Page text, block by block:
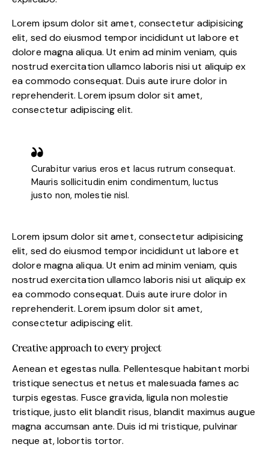
Lorem ipsum dolor sit amet, consectetur adipisicing
elit, sed do eiusmod tempor incididunt ut labore et
dolore magna aliqua. Ut enim ad minim veniam, quis
nostrud exercitation ullamco laboris nisi ut aliquip ex
ea commodo consequat. Duis aute irure dolor in
reprehenderit. Lorem ipsum dolor sit amet,
consectetur adipiscing elit.
Curabitur varius eros et lacus rutrum consequat.
Mauris sollicitudin enim condimentum, luctus
justo non, molestie nisl.
Lorem ipsum dolor sit amet, consectetur adipisicing
elit, sed do eiusmod tempor incididunt ut labore et
dolore magna aliqua. Ut enim ad minim veniam, quis
nostrud exercitation ullamco laboris nisi ut aliquip ex
ea commodo consequat. Duis aute irure dolor in
reprehenderit. Lorem ipsum dolor sit amet,
consectetur adipiscing elit.
Creative approach to every project
Aenean et egestas nulla. Pellentesque habitant morbi
tristique senectus et netus et malesuada fames ac
turpis egestas. Fusce gravida, ligula non molestie
tristique, justo elit blandit risus, blandit maximus augue
magna accumsan ante. Duis id mi tristique, pulvinar
neque at, lobortis tortor.